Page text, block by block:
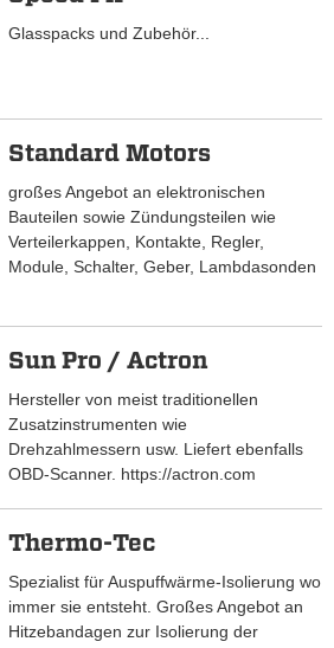
Glasspacks und Zubehör...
Standard Motors
großes Angebot an elektronischen
Bauteilen sowie Zündungsteilen wie
Verteilerkappen, Kontakte, Regler,
Module, Schalter, Geber, Lambdasonden
Sun Pro / Actron
Hersteller von meist traditionellen
Zusatzinstrumenten wie
Drehzahlmessern usw. Liefert ebenfalls
OBD-Scanner. https://actron.com
Thermo-Tec
Spezialist für Auspuffwärme-Isolierung wo
immer sie entsteht. Großes Angebot an
Hitzebandagen zur Isolierung der